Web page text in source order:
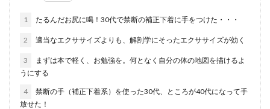
1 たるんだお尻に喝！30代で禁断の補正下着に手をつけた・・・
2 適当なエクササイズよりも、解剖学にそったエクササイズが効く
3
まずは本で軽く、お勉強を。何となく自分の体の地図を描けるよ
うにする
4
禁断の手（補正下着系）を使った30代、ところが40代になって手
放せた！